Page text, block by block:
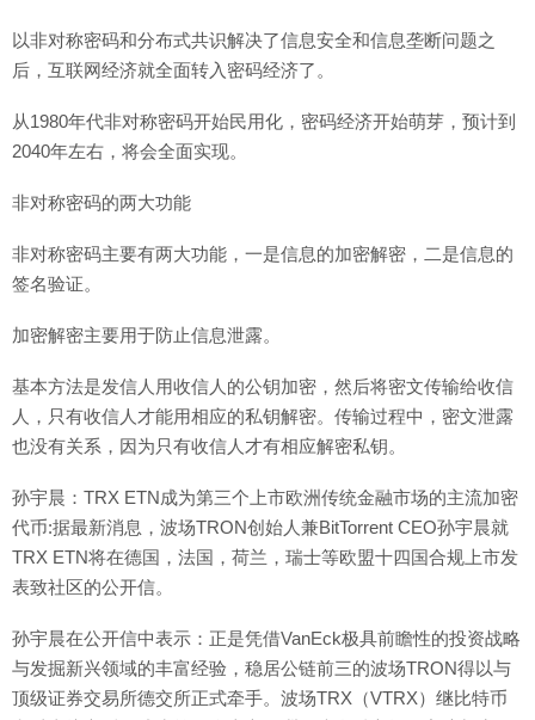
以非对称密码和分布式共识解决了信息安全和信息垄断问题之
后，互联网经济就全面转入密码经济了。
从1980年代非对称密码开始民用化，密码经济开始萌芽，预计到
2040年左右，将会全面实现。
非对称密码的两大功能
非对称密码主要有两大功能，一是信息的加密解密，二是信息的
签名验证。
加密解密主要用于防止信息泄露。
基本方法是发信人用收信人的公钥加密，然后将密文传输给收信
人，只有收信人才能用相应的私钥解密。传输过程中，密文泄露
也没有关系，因为只有收信人才有相应解密私钥。
孙宇晨：TRX ETN成为第三个上市欧洲传统金融市场的主流加密
代币:据最新消息，波场TRON创始人兼BitTorrent CEO孙宇晨就
TRX ETN将在德国，法国，荷兰，瑞士等欧盟十四国合规上市发
表致社区的公开信。
孙宇晨在公开信中表示：正是凭借VanEck极具前瞻性的投资战略
与发掘新兴领域的丰富经验，稳居公链前三的波场TRON得以与
顶级证券交易所德交所正式牵手。波场TRX（VTRX）继比特币